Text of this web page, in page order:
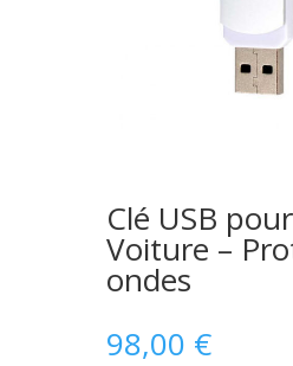
Clé USB
Voiture –
ondes
98,00 €